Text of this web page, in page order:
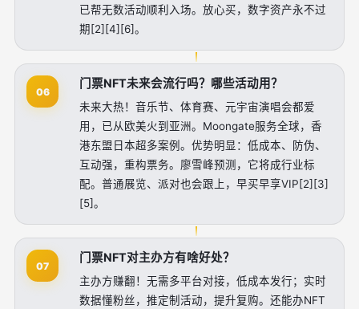
已帮无数活动顺利入场。放心买，数字资产永不过
期[2][4][6]。
06
门票NFT未来会流行吗？哪些活动用？
未来大热！音乐节、体育赛、元宇宙演唱会都爱
用，已从欧美火到亚洲。Moongate服务全球，香
港东盟日本超多案例。优势明显：低成本、防伪、
互动强，重构票务。廖雪峰预测，它将成行业标
配。普通展览、派对也会跟上，早买早享VIP[2][3]
[5]。
07
门票NFT对主办方有啥好处？
主办方赚翻！无需多平台对接，低成本发行；实时
数据懂粉丝，推定制活动，提升复购。还能办NFT